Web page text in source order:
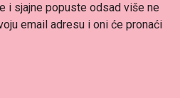
i sjajne popuste odsad više ne
email adresu i oni će pronaći